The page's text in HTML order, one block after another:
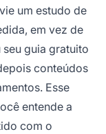
um estudo de
em vez de
guia gratuito
conteúdos
Esse
entende a
com o